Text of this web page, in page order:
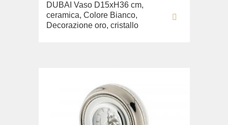
DUBAI Vaso D15хН36 cm,
ceramica, Colore Bianco,
Decorazione oro, cristallo